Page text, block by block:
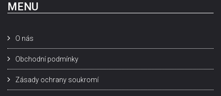
MENU
O nás
Obchodní podmínky
Zásady ochrany soukromí